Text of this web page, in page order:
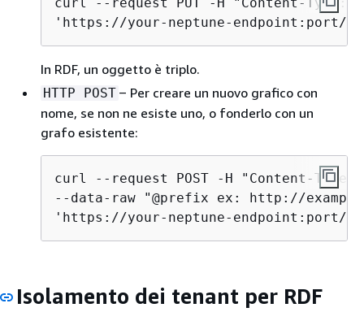
'https://your-neptune-endpoint:port/
In RDF, un oggetto è triplo.
HTTP POST ‒ Per creare un nuovo grafico con
nome, se non ne esiste uno, o fonderlo con un
grafo esistente:
curl --request POST -H "Content-
--data-raw "@prefix ex: http://
'https://your-neptune-endpoint:port/
Isolamento dei tenant per RDF